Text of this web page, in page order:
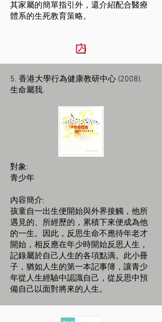
其家屬的簡單指引外，還介紹配合醫療
體系的生死教育策略。
5. 香港大學行為健康教研中心 (2008).
生命屬我.
對象:
青少年
內容簡介:
孩童自一出生便開始與外界接觸，他所
遇見的、所經歷的，累積下來便成為他
的一生。因此，反思生命不應待年老才
開始，相反應在年少時開始反思人生，
記錄屬於自己人生的各項點滴。此小冊
子，猶如人生的第一本記事簿，讓青少
年從人生經驗中認識自己，從反思中預
備自己以面對將來的人生。